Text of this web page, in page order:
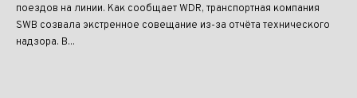
поездов на линии. Как сообщает WDR, транспортная компания
SWB созвала экстренное совещание из-за отчёта технического
надзора. В...